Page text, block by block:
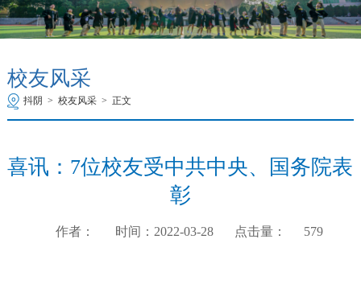
校友风采
抖阴 > 校友风采 > 正文
喜讯：7位校友受中共中央、国务院表
彰
作者： 时间：2022-03-28 点击量： 579